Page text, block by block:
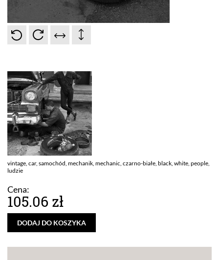
vintage, car, samochód, mechanik, mechanic, czarno-białe, black, white, people,
ludzie
Cena:
105.06 zł
DODAJ DO KOSZYKA